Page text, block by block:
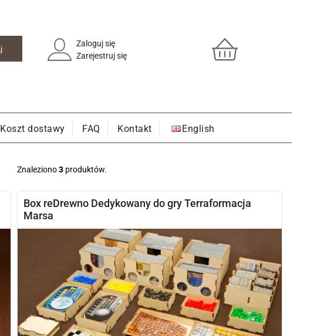
Zaloguj się
Zarejestruj się
Koszt dostawy FAQ Kontakt English
Znaleziono3 produktów.
Box reDrewno Dedykowany do gry Terraformacja
Marsa